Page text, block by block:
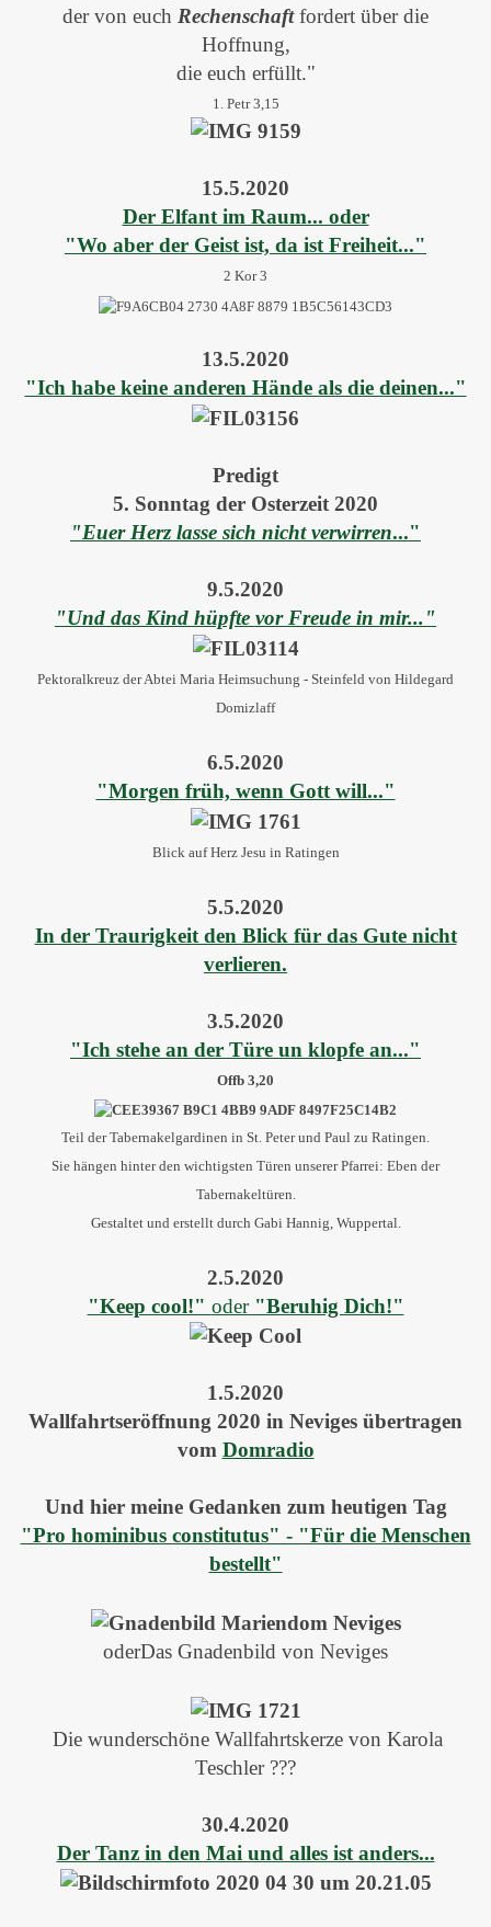
der von euch Rechenschaftfordert über die
Hoffnung,
die euch erfüllt."
1. Petr 3,15
15.5.2020
Der Elfant im Raum... oder
"Wo aber der Geist ist, da ist Freiheit..."
2 Kor 3
13.5.2020
"Ich habe keine anderen Hände als die deinen..."
Predigt
5. Sonntag der Osterzeit 2020
"Euer Herz lasse sich nicht verwirren..."
9.5.2020
"Und das Kind hüpfte vor Freude in mir..."
Pektoralkreuz der Abtei Maria Heimsuchung - Steinfeld von Hildegard
Domizlaff
6.5.2020
"Morgen früh, wenn Gott will..."
Blick auf Herz Jesu in Ratingen
5.5.2020
In der Traurigkeit den Blick für das Gute nicht
verlieren.
3.5.2020
"Ich stehe an der Türe un klopfe an..."
Offb 3,20
Teil der Tabernakelgardinen in St. Peter und Paul zu Ratingen.
Sie hängen hinter den wichtigsten Türen unserer Pfarrei: Eben der
Tabernakeltüren.
Gestaltet und erstellt durch Gabi Hannig, Wuppertal.
2.5.2020
"Keep cool!" oder"Beruhig Dich!"
1.5.2020
Wallfahrtseröffnung 2020 in Neviges übertragen
vom Domradio
Und hier meine Gedanken zum heutigen Tag
"Pro hominibus constitutus" - "Für die Menschen
bestellt"
oderDas Gnadenbild von Neviges
Die wunderschöne Wallfahrtskerze von Karola
Teschler ???
30.4.2020
Der Tanz in den Mai und alles ist anders...